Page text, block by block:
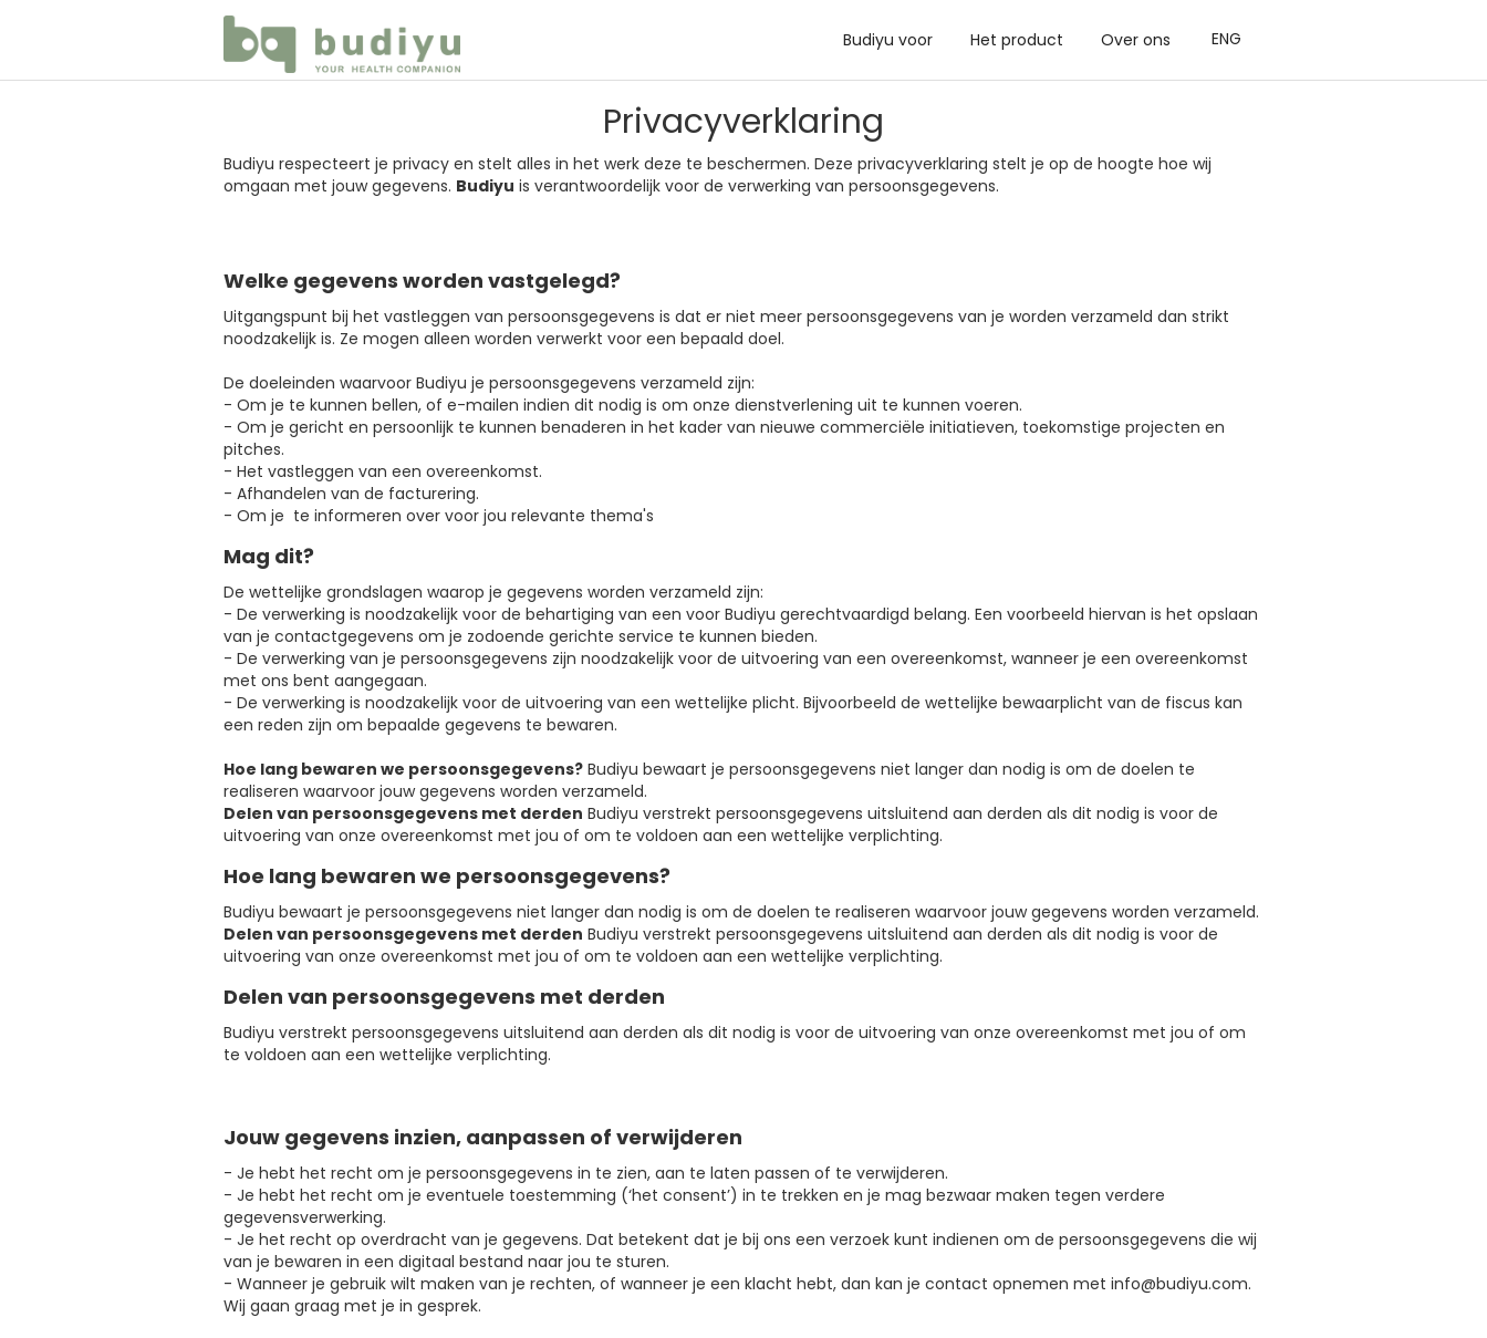
Budiyu voor Het product Over ons ENG
Privacyverklaring
Budiyu respecteert je privacy en stelt alles in het werk deze te beschermen. Deze privacyverklaring stelt je op de hoogte hoe wij
omgaan met jouw gegevens. Budiyu is verantwoordelijk voor de verwerking van persoonsgegevens.
Welke gegevens worden vastgelegd?
Uitgangspunt bij het vastleggen van persoonsgegevens is dat er niet meer persoonsgegevens van je worden verzameld dan strikt
noodzakelijk is. Ze mogen alleen worden verwerkt voor een bepaald doel.
De doeleinden waarvoor Budiyu je persoonsgegevens verzameld zijn:
- Om je te kunnen bellen, of e-mailen indien dit nodig is om onze dienstverlening uit te kunnen voeren.
- Om je gericht en persoonlijk te kunnen benaderen in het kader van nieuwe commerciële initiatieven, toekomstige projecten en
pitches.
- Het vastleggen van een overeenkomst.
- Afhandelen van de facturering.
- Om je te informeren over voor jou relevante thema's
Mag dit?
De wettelijke grondslagen waarop je gegevens worden verzameld zijn:
- De verwerking is noodzakelijk voor de behartiging van een voor Budiyu gerechtvaardigd belang. Een voorbeeld hiervan is het opslaan
van je contactgegevens om je zodoende gerichte service te kunnen bieden.
- De verwerking van je persoonsgegevens zijn noodzakelijk voor de uitvoering van een overeenkomst, wanneer je een overeenkomst
met ons bent aangegaan.
- De verwerking is noodzakelijk voor de uitvoering van een wettelijke plicht. Bijvoorbeeld de wettelijke bewaarplicht van de fiscus kan
een reden zijn om bepaalde gegevens te bewaren.
Hoe lang bewaren we persoonsgegevens? Budiyu bewaart je persoonsgegevens niet langer dan nodig is om de doelen te
realiseren waarvoor jouw gegevens worden verzameld.
Delen van persoonsgegevens met derden Budiyu verstrekt persoonsgegevens uitsluitend aan derden als dit nodig is voor de
uitvoering van onze overeenkomst met jou of om te voldoen aan een wettelijke verplichting.
Hoe lang bewaren we persoonsgegevens?
‍Budiyu bewaart je persoonsgegevens niet langer dan nodig is om de doelen te realiseren waarvoor jouw gegevens worden verzameld.
Delen van persoonsgegevens met derden Budiyu verstrekt persoonsgegevens uitsluitend aan derden als dit nodig is voor de
uitvoering van onze overeenkomst met jou of om te voldoen aan een wettelijke verplichting.
Delen van persoonsgegevens met derden
Budiyu verstrekt persoonsgegevens uitsluitend aan derden als dit nodig is voor de uitvoering van onze overeenkomst met jou of om
te voldoen aan een wettelijke verplichting.
Jouw gegevens inzien, aanpassen of verwijderen
- Je hebt het recht om je persoonsgegevens in te zien, aan te laten passen of te verwijderen.
- Je hebt het recht om je eventuele toestemming (‘het consent’) in te trekken en je mag bezwaar maken tegen verdere
gegevensverwerking.
- Je het recht op overdracht van je gegevens. Dat betekent dat je bij ons een verzoek kunt indienen om de persoonsgegevens die wij
van je bewaren in een digitaal bestand naar jou te sturen.
- Wanneer je gebruik wilt maken van je rechten, of wanneer je een klacht hebt, dan kan je contact opnemen met info@budiyu.com.
Wij gaan graag met je in gesprek.